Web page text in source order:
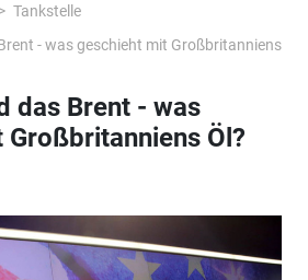
Tankstelle
- was geschieht mit Großbritanniens
das Brent - was
Öl?